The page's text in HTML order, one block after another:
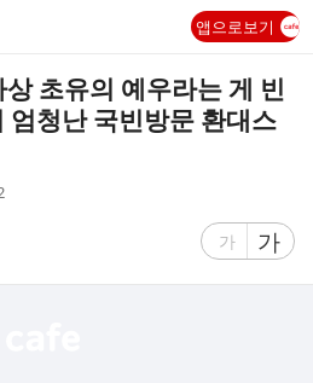
앱으로보기
상 초유의 예우라는 게 빈
엄청난 국빈방문 환대스
글
가
글
자
가